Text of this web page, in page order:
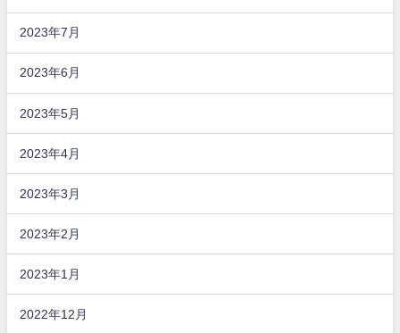
2023年7月
2023年6月
2023年5月
2023年4月
2023年3月
2023年2月
2023年1月
2022年12月